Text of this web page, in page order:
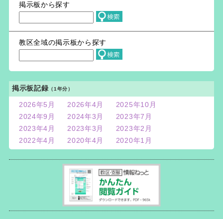
掲示板から探す
教区全域の掲示板から探す
掲示板記録 （1年分）
2026年5月 2026年4月
2025年10月
2024年9月
2024年3月
2023年7月
2023年4月
2023年3月
2023年2月
2022年4月
2020年4月 2020年1月